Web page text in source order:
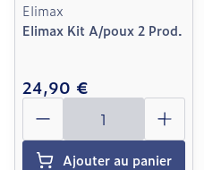
Elimax
Elimax Kit A/poux 2 Prod.
24,90 €
Quantité
Ajouter au panier